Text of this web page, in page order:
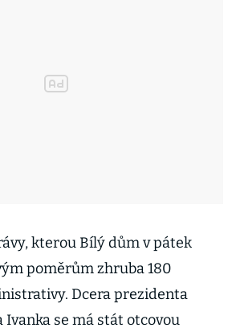
kterou Bílý dům v pátek
poměrům zhruba 180
Dcera prezidenta
se má stát otcovou